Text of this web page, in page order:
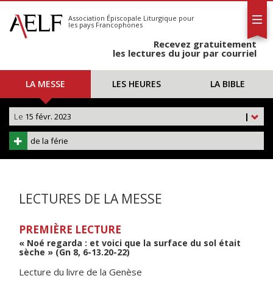
S'abonner
Calendrier
Association Épiscopale Liturgique pour
les pays Francophones
Recevez gratuitement
les lectures du jour par courriel
LA MESSE LES HEURES LA BIBLE
|
Le 15 févr. 2023
de la férie
LECTURES DE LA MESSE
PREMIÈRE LECTURE
« Noé regarda : et voici que la surface du sol était
sèche » (Gn 8, 6-13.20-22)
Lecture du livre de la Genèse